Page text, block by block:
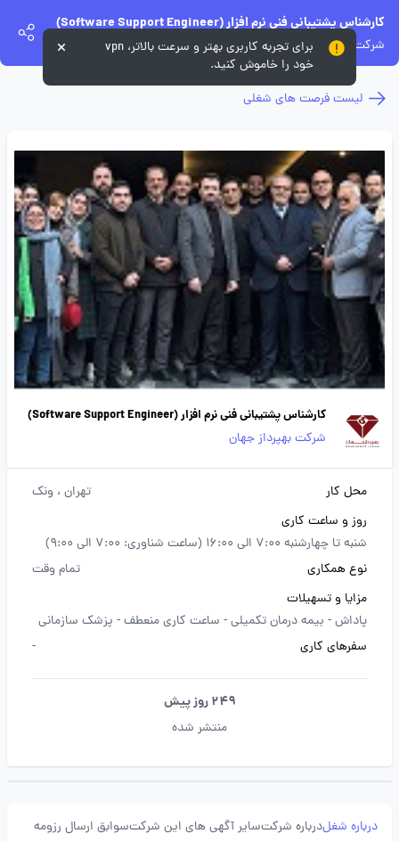
کارشناس پشتیبانی فنی نرم افزار (Software Support Engineer)
شرکت بهپرداز جهان
لیست فرصت های شغلی
کارشناس پشتیبانی فنی نرم افزار (Software Support Engineer)
شرکت بهپرداز جهان
محل کار تهران ، ونک
روز و ساعت کاری
شنبه تا چهارشنبه 7:00 الی 16:00 (ساعت شناوری: 7:00 الی 9:00)
نوع همکاری
تمام وقت
مزایا و تسهیلات
پاداش - بیمه درمان تکمیلی - ساعت کاری منعطف - پزشک سازمانی
سفرهای کاری
-
249 روز پیش
منتشر شده
درباره شغلدرباره شرکتسایر آگهی های این شرکتسوابق ارسال رزومه
برای تجربه کاربری بهتر و سرعت بالاتر، vpn
خود را خاموش کنید.